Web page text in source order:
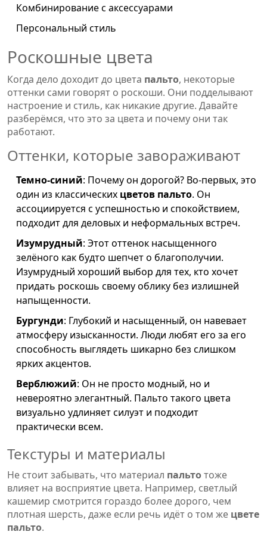
Комбинирование с аксессуарами
Персональный стиль
Роскошные цвета
Когда дело доходит до цвета пальто, некоторые
оттенки сами говорят о роскоши. Они подделывают
настроение и стиль, как никакие другие. Давайте
разберёмся, что это за цвета и почему они так
работают.
Оттенки, которые завораживают
Темно-синий: Почему он дорогой? Во-первых, это
один из классических цветов пальто. Он
ассоциируется с успешностью и спокойствием,
подходит для деловых и неформальных встреч.
Изумрудный: Этот оттенок насыщенного
зелёного как будто шепчет о благополучии.
Изумрудный хороший выбор для тех, кто хочет
придать роскошь своему облику без излишней
напыщенности.
Бургунди: Глубокий и насыщенный, он навевает
атмосферу изысканности. Люди любят его за его
способность выглядеть шикарно без слишком
ярких акцентов.
Верблюжий: Он не просто модный, но и
невероятно элегантный. Пальто такого цвета
визуально удлиняет силуэт и подходит
практически всем.
Текстуры и материалы
Не стоит забывать, что материал пальтотоже
влияет на восприятие цвета. Например, светлый
кашемир смотрится гораздо более дорого, чем
плотная шерсть, даже если речь идёт о том же цвете
пальто.